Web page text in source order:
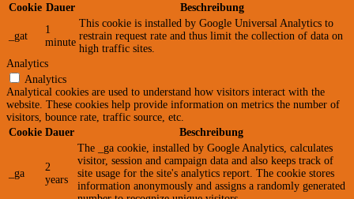
Cookie Dauer Beschreibung
_gat
1
minute
This cookie is installed by Google Universal Analytics to
restrain request rate and thus limit the collection of data on
high traffic sites.
Analytics
Analytics
Analytical cookies are used to understand how visitors interact with the
website. These cookies help provide information on metrics the number of
visitors, bounce rate, traffic source, etc.
Cookie Dauer Beschreibung
_ga
2
years
The _ga cookie, installed by Google Analytics, calculates
visitor, session and campaign data and also keeps track of
site usage for the site's analytics report. The cookie stores
information anonymously and assigns a randomly generated